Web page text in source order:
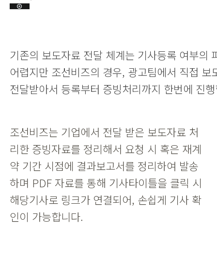
기존의 보도자료 전달 체계는 기사등록 여부의
어렵지만 조선비즈의 경우, 광고팀에서 직접 보
전달받아서 등록부터 증빙처리까지 한번에 진
조선비즈는 기업에서 전달 받은 보도자료 처
리한 증빙자료를 정리해서 요청 시 혹은 재계
약 기간 시점에 결과보고서를 정리하여 발송
하며 PDF 자료를 통해 기사타이틀을 클릭 시
해당기사로 링크가 연결되어, 손쉽게 기사 확
인이 가능합니다.